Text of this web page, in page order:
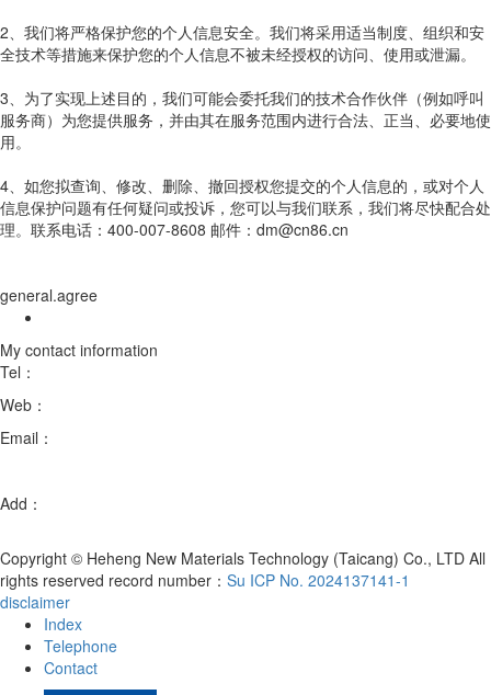
2、我们将严格保护您的个人信息安全。我们将采用适当制度、组织和安
全技术等措施来保护您的个人信息不被未经授权的访问、使用或泄漏。
3、为了实现上述目的，我们可能会委托我们的技术合作伙伴（例如呼叫
服务商）为您提供服务，并由其在服务范围内进行合法、正当、必要地使
用。
4、如您拟查询、修改、删除、撤回授权您提交的个人信息的，或对个人
信息保护问题有任何疑问或投诉，您可以与我们联系，我们将尽快配合处
理。联系电话：400-007-8608 邮件：dm@cn86.cn
general.agree
My contact information
Tel：
Web：
Email：
Add：
Copyright © Heheng New Materials Technology (Taicang) Co., LTD All
rights reserved record number： Su ICP No. 2024137141-1
disclaimer
Index
Telephone
Contact